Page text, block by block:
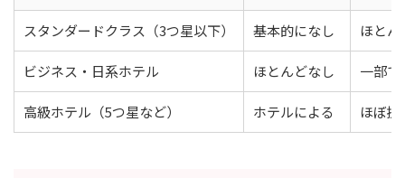
スタンダードクラス（3つ星以下） 基本的になし ほと
ビジネス・日系ホテル ほとんどなし 一部で
高級ホテル（5つ星など） ホテルによる ほぼ